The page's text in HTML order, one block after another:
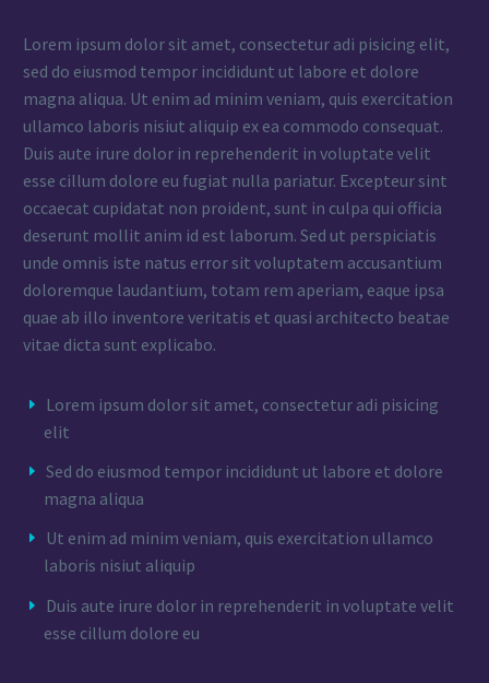
Lorem ipsum dolor sit amet, consectetur adi pisicing elit,
sed do eiusmod tempor incididunt ut labore et dolore
magna aliqua. Ut enim ad minim veniam, quis exercitation
ullamco laboris nisiut aliquip ex ea commodo consequat.
Duis aute irure dolor in reprehenderit in voluptate velit
esse cillum dolore eu fugiat nulla pariatur. Excepteur sint
occaecat cupidatat non proident, sunt in culpa qui officia
deserunt mollit anim id est laborum. Sed ut perspiciatis
unde omnis iste natus error sit voluptatem accusantium
doloremque laudantium, totam rem aperiam, eaque ipsa
quae ab illo inventore veritatis et quasi architecto beatae
vitae dicta sunt explicabo.
Lorem ipsum dolor sit amet, consectetur adi pisicing
elit
Sed do eiusmod tempor incididunt ut labore et dolore
magna aliqua
Ut enim ad minim veniam, quis exercitation ullamco
laboris nisiut aliquip
Duis aute irure dolor in reprehenderit in voluptate velit
esse cillum dolore eu